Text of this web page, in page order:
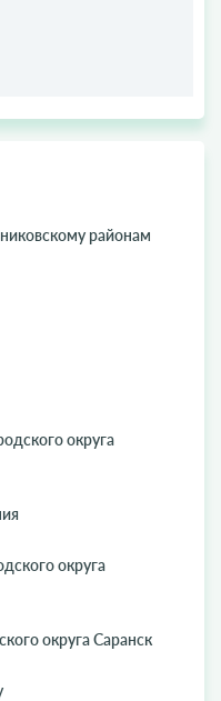
районам
округа
округа
округа Саранск